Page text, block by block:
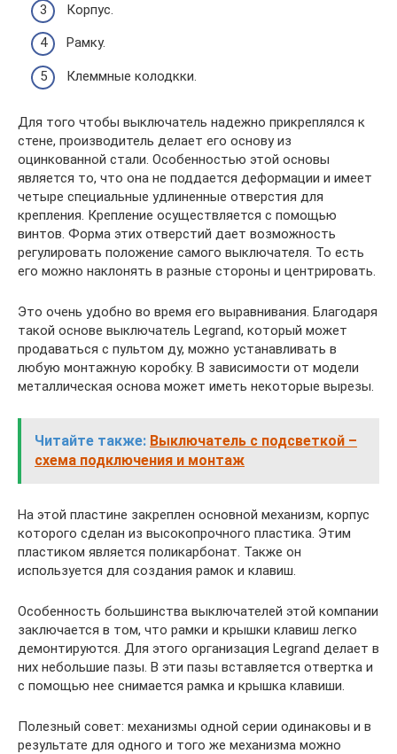
Корпус.
Рамку.
Клеммные колодкки.
Для того чтобы выключатель надежно прикреплялся к
стене, производитель делает его основу из
оцинкованной стали. Особенностью этой основы
является то, что она не поддается деформации и имеет
четыре специальные удлиненные отверстия для
крепления. Крепление осуществляется с помощью
винтов. Форма этих отверстий дает возможность
регулировать положение самого выключателя. То есть
его можно наклонять в разные стороны и центрировать.
Это очень удобно во время его выравнивания. Благодаря
такой основе выключатель Legrand, который может
продаваться с пультом ду, можно устанавливать в
любую монтажную коробку. В зависимости от модели
металлическая основа может иметь некоторые вырезы.
Читайте также: Выключатель с подсветкой –
схема подключения и монтаж
На этой пластине закреплен основной механизм, корпус
которого сделан из высокопрочного пластика. Этим
пластиком является поликарбонат. Также он
используется для создания рамок и клавиш.
Особенность большинства выключателей этой компании
заключается в том, что рамки и крышки клавиш легко
демонтируются. Для этого организация Legrand делает в
них небольшие пазы. В эти пазы вставляется отвертка и
с помощью нее снимается рамка и крышка клавиши.
Полезный совет: механизмы одной серии одинаковы и в
результате для одного и того же механизма можно